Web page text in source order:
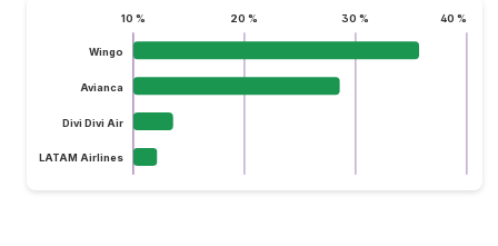
10 % 20 % 30 % 40 %
Wingo
Avianca
Divi Divi Air
LATAM Airlines